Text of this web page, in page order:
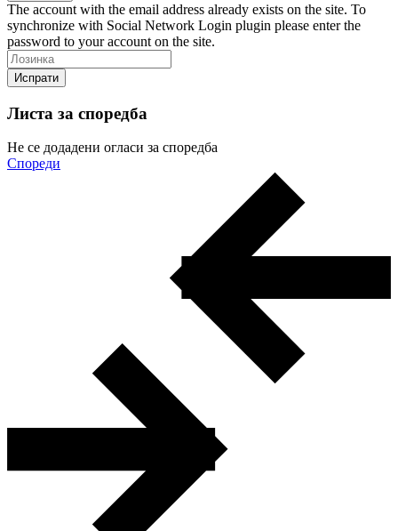
The account with the email address already exists on the site. To
synchronize with Social Network Login plugin please enter the
password to your account on the site.
Листа за споредба
Не се додадени огласи за споредба
Спореди